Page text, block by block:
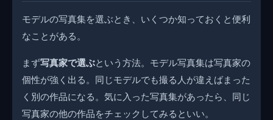
モデルの写真集を選ぶとき、いくつか知っておくと便利
なことがある。
まず写真家で選ぶという方法。モデル写真集は写真家の
個性が強く出る。同じモデルでも撮る人が違えばまった
く別の作品になる。気に入った写真集があったら、同じ
写真家の他の作品をチェックしてみるといい。